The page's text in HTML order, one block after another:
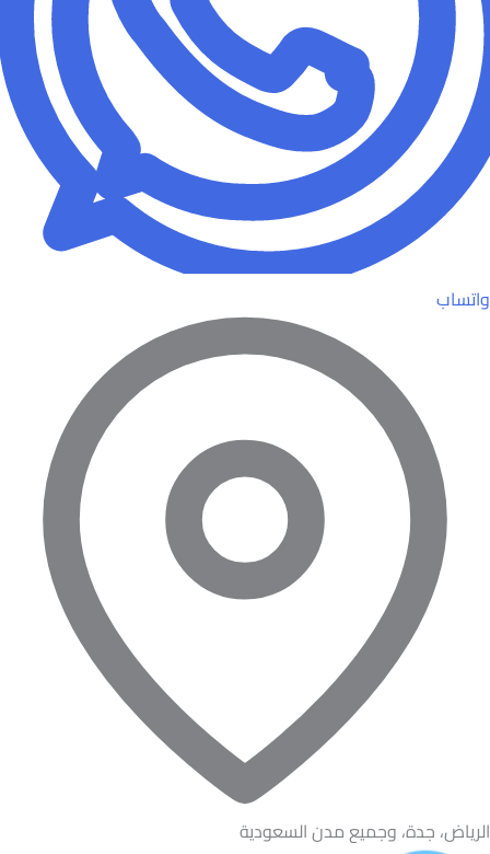
واتساب
الرياض، جدة، وجميع مدن السعودية